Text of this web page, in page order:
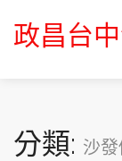
政昌台
分類: 沙